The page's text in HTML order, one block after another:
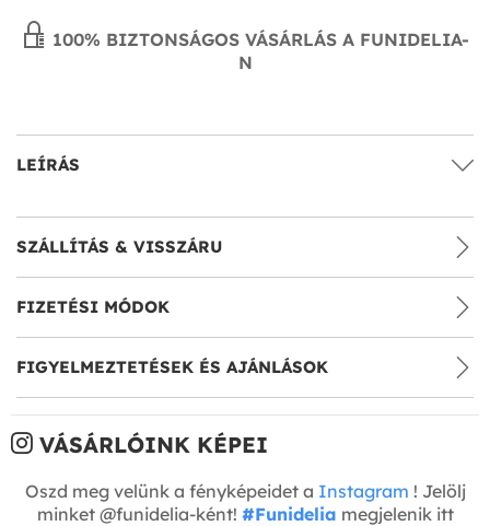
100% BIZTONSÁGOS VÁSÁRLÁS A FUNIDELIA-
N
LEÍRÁS
SZÁLLÍTÁS & VISSZÁRU
FIZETÉSI MÓDOK
FIGYELMEZTETÉSEK ÉS AJÁNLÁSOK
VÁSÁRLÓINK KÉPEI
Oszd meg velünk a fényképeidet a Instagram ! Jelölj
minket @funidelia-ként! #Funidelia megjelenik itt